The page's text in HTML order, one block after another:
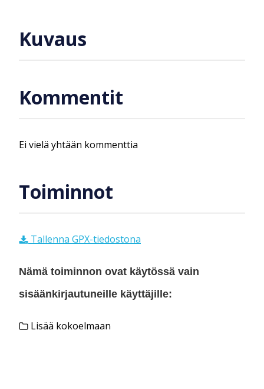
Kuvaus
Kommentit
Ei vielä yhtään kommenttia
Toiminnot
Tallenna GPX-tiedostona
Nämä toiminnon ovat käytössä vain
sisäänkirjautuneille käyttäjille:
Lisää kokoelmaan